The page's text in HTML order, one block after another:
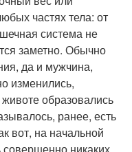
частях тела: от
система не
заметно. Обычно
да и мужчина,
изменились,
образовались
ранее, есть
вот, на начальной
никаких